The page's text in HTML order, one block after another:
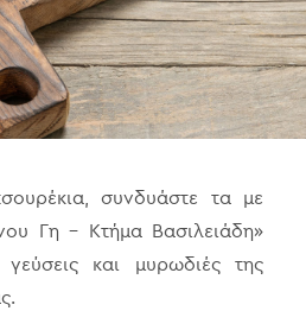
συνδυάστε τα με
Γη – Κτήμα Βασιλειάδη»
και μυρωδιές της